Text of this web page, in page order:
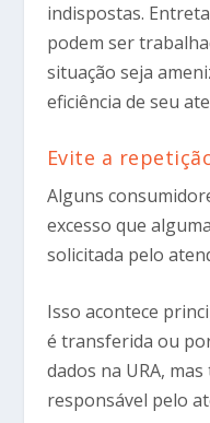
indispostas.
podem ser
situação seja
eficiência de seu
Evite a
Alguns
excesso que
solicitada pelo
Isso acontece
é transferida ou
dados na URA,
responsável pelo